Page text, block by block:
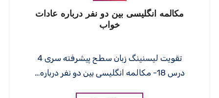
مکالمه انگلیسی بین دو نفر درباره عادات
خواب
تقویت لیسنینگ زبان سطح پیشرفته سری 4
درس 18- مکالمه انگلیسی بین دو نفر درباره…